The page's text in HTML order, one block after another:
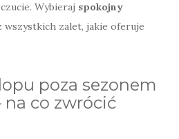
Wybieraj spokojny
wszystkich zalet, jakie oferuje
poza sezonem
co zwrócić